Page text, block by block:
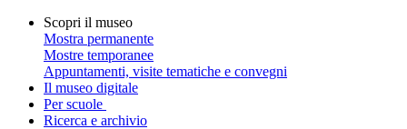
Scopri il museo
Mostra permanente
Mostre temporanee
Appuntamenti, visite tematiche e convegni
Il museo digitale
Per scuole
Ricerca e archivio